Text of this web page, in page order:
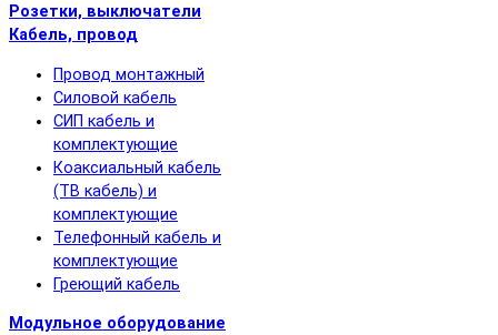
Розетки, выключатели
Кабель, провод
Провод монтажный
Силовой кабель
СИП кабель и
комплектующие
Коаксиальный кабель
(ТВ кабель) и
комплектующие
Телефонный кабель и
комплектующие
Греющий кабель
Модульное оборудование